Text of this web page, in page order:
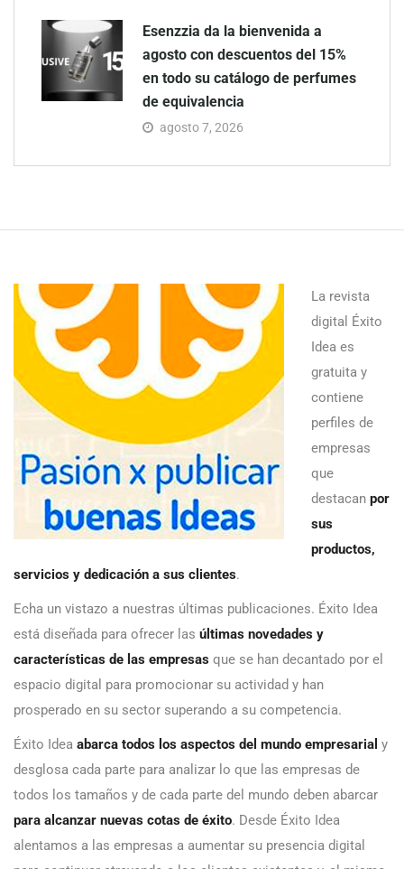
Esenzzia da la bienvenida a
agosto con descuentos del 15%
en todo su catálogo de perfumes
de equivalencia
agosto 7, 2026
La revista
digital Éxito
Idea es
gratuita y
contiene
perfiles de
empresas
que
destacan por
sus
productos,
servicios y dedicación a sus clientes.
Echa un vistazo a nuestras últimas publicaciones. Éxito Idea
está diseñada para ofrecer las últimas novedades y
características de las empresas que se han decantado por el
espacio digital para promocionar su actividad y han
prosperado en su sector superando a su competencia.
Éxito Idea abarca todos los aspectos del mundo empresarial y
desglosa cada parte para analizar lo que las empresas de
todos los tamaños y de cada parte del mundo deben abarcar
para alcanzar nuevas cotas de éxito. Desde Éxito Idea
alentamos a las empresas a aumentar su presencia digital